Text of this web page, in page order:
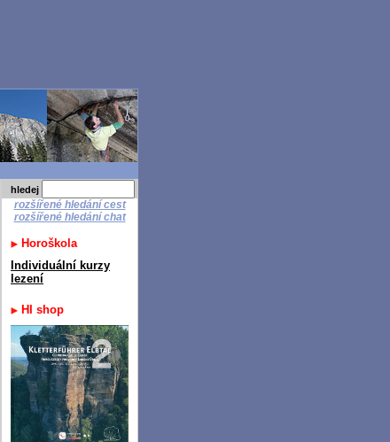
hledej
rozšířené hledání cest
rozšířené hledání chat
Horoškola
Individuální kurzy
lezení
HI shop